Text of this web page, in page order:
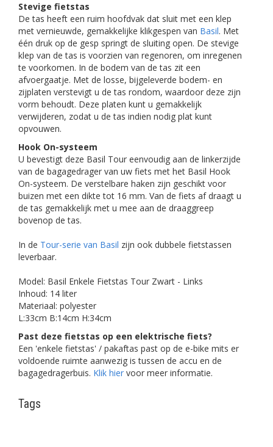
Stevige fietstas
De tas heeft een ruim hoofdvak dat sluit met een klep
met vernieuwde, gemakkelijke klikgespen van Basil. Met
één druk op de gesp springt de sluiting open. De stevige
klep van de tas is voorzien van regenoren, om inregenen
te voorkomen. In de bodem van de tas zit een
afvoergaatje. Met de losse, bijgeleverde bodem- en
zijplaten verstevigt u de tas rondom, waardoor deze zijn
vorm behoudt. Deze platen kunt u gemakkelijk
verwijderen, zodat u de tas indien nodig plat kunt
opvouwen.
Hook On-systeem
U bevestigt deze Basil Tour eenvoudig aan de linkerzijde
van de bagagedrager van uw fiets met het Basil Hook
On-systeem. De verstelbare haken zijn geschikt voor
buizen met een dikte tot 16 mm. Van de fiets af draagt u
de tas gemakkelijk met u mee aan de draaggreep
bovenop de tas.
In de Tour-serie van Basil zijn ook dubbele fietstassen
leverbaar.
Model: Basil Enkele Fietstas Tour Zwart - Links
Inhoud: 14 liter
Materiaal: polyester
L:33cm B:14cm H:34cm
Past deze fietstas op een elektrische fiets?
Een 'enkele fietstas' / pakaftas past op de e-bike mits er
voldoende ruimte aanwezig is tussen de accu en de
bagagedragerbuis. Klik hier voor meer informatie.
Tags